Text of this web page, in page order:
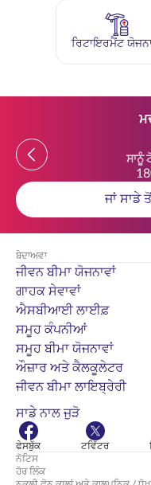
ਰਿਟਾਇਰਮੈਂਟ
Previous
ਸਾਨੂੰ
ਜਾਂ ਸਾਡੇ
ਬੇਦਾਅਵਾ
ਜੀਵਨ ਬੀਮਾ ਯੋਜਨਾਵਾਂ
ਗਾਹਕ ਸੇਵਾਵਾਂ
ਐਸਬੀਆਈ ਲਾਈਫ਼
ਸਮੂਹ ਕੰਪਨੀਆਂ
ਸਮੂਹ ਬੀਮਾ ਯੋਜਨਾਵਾਂ
ਔਜ਼ਾਰ ਅਤੇ ਕੈਲਕੂਲੇਟਰ
ਜੀਵਨ ਬੀਮਾ ਲਾਇਬ੍ਰੇਰੀ
ਸਾਡੇ ਨਾਲ ਜੁੜੋ
ਫੇਸਬੁੱਕ ਟਵਿੱਟਰ
ਨੋਟਿਸ
ਹੋਰ ਲਿੰਕ